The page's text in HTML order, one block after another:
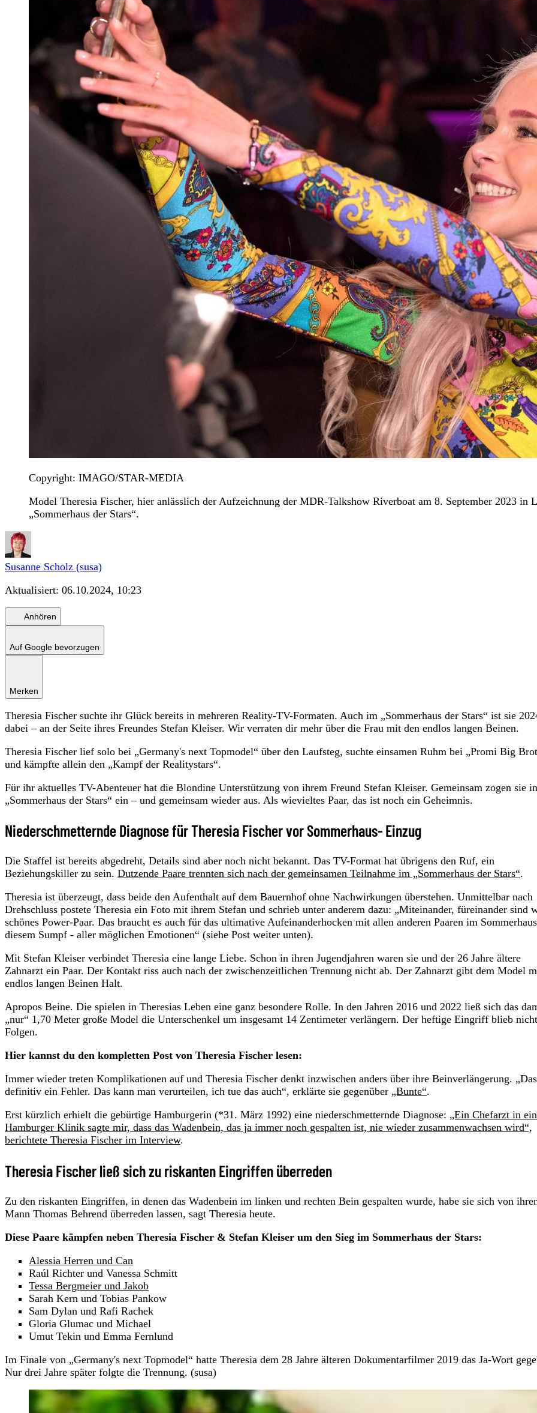
Copyright: IMAGO/STAR-MEDIA
Model Theresia Fischer, hier anlässlich der Aufzeichnung der MDR-Talkshow Riverboat am 8. September 2023
„Sommerhaus der Stars“.
Susanne Scholz (susa)
Aktualisiert: 06.10.2024, 10:23
Anhören
Auf Google bevorzugen
Merken
Theresia Fischer suchte ihr Glück bereits in mehreren Reality-TV-Formaten. Auch im „Sommerhaus der Stars“ ist sie
dabei – an der Seite ihres Freundes Stefan Kleiser. Wir verraten dir mehr über die Frau mit den endlos langen Beinen.
Theresia Fischer lief solo bei „Germany's next Topmodel“ über den Laufsteg, suchte einsamen Ruhm bei „Promi Big
und kämpfte allein den „Kampf der Realitystars“.
Für ihr aktuelles TV-Abenteuer hat die Blondine Unterstützung von ihrem Freund Stefan Kleiser. Gemeinsam zogen sie
„Sommerhaus der Stars“ ein – und gemeinsam wieder aus. Als wievieltes Paar, das ist noch ein Geheimnis.
Niederschmetternde Diagnose für Theresia Fischer vor Sommerhaus- Einzug
Die Staffel ist bereits abgedreht, Details sind aber noch nicht bekannt. Das TV-Format hat übrigens den Ruf, ein
Beziehungskiller zu sein. Dutzende Paare trennten sich nach der gemeinsamen Teilnahme im „Sommerhaus der Stars“.
Theresia ist überzeugt, dass beide den Aufenthalt auf dem Bauernhof ohne Nachwirkungen überstehen. Unmittelbar nach
Drehschluss postete Theresia ein Foto mit ihrem Stefan und schrieb unter anderem dazu: „Miteinander, füreinander sind
schönes Power-Paar. Das braucht es auch für das ultimative Aufeinanderhocken mit allen anderen Paaren im
diesem Sumpf - aller möglichen Emotionen“ (siehe Post weiter unten).
Mit Stefan Kleiser verbindet Theresia eine lange Liebe. Schon in ihren Jugendjahren waren sie und der 26 Jahre ältere
Zahnarzt ein Paar. Der Kontakt riss auch nach der zwischenzeitlichen Trennung nicht ab. Der Zahnarzt gibt dem Model
endlos langen Beinen Halt.
Apropos Beine. Die spielen in Theresias Leben eine ganz besondere Rolle. In den Jahren 2016 und 2022 ließ sich das
„nur“ 1,70 Meter große Model die Unterschenkel um insgesamt 14 Zentimeter verlängern. Der heftige Eingriff blieb
Folgen.
Hier kannst du den kompletten Post von Theresia Fischer lesen:
Immer wieder treten Komplikationen auf und Theresia Fischer denkt inzwischen anders über ihre Beinverlängerung.
definitiv ein Fehler. Das kann man verurteilen, ich tue das auch“, erklärte sie gegenüber „Bunte“.
Erst kürzlich erhielt die gebürtige Hamburgerin (*31. März 1992) eine niederschmetternde Diagnose: „Ein Chefarzt in
Hamburger Klinik sagte mir, dass das Wadenbein, das ja immer noch gespalten ist, nie wieder zusammenwachsen wird“,
berichtete Theresia Fischer im Interview.
Theresia Fischer ließ sich zu riskanten Eingriffen überreden
Zu den riskanten Eingriffen, in denen das Wadenbein im linken und rechten Bein gespalten wurde, habe sie sich von
Mann Thomas Behrend überreden lassen, sagt Theresia heute.
Diese Paare kämpfen neben Theresia Fischer & Stefan Kleiser um den Sieg im Sommerhaus der Stars:
Alessia Herren und Can
Raúl Richter und Vanessa Schmitt
Tessa Bergmeier und Jakob
Sarah Kern und Tobias Pankow
Sam Dylan und Rafi Rachek
Gloria Glumac und Michael
Umut Tekin und Emma Fernlund
Im Finale von „Germany's next Topmodel“ hatte Theresia dem 28 Jahre älteren Dokumentarfilmer 2019 das Ja-Wort
Nur drei Jahre später folgte die Trennung. (susa)